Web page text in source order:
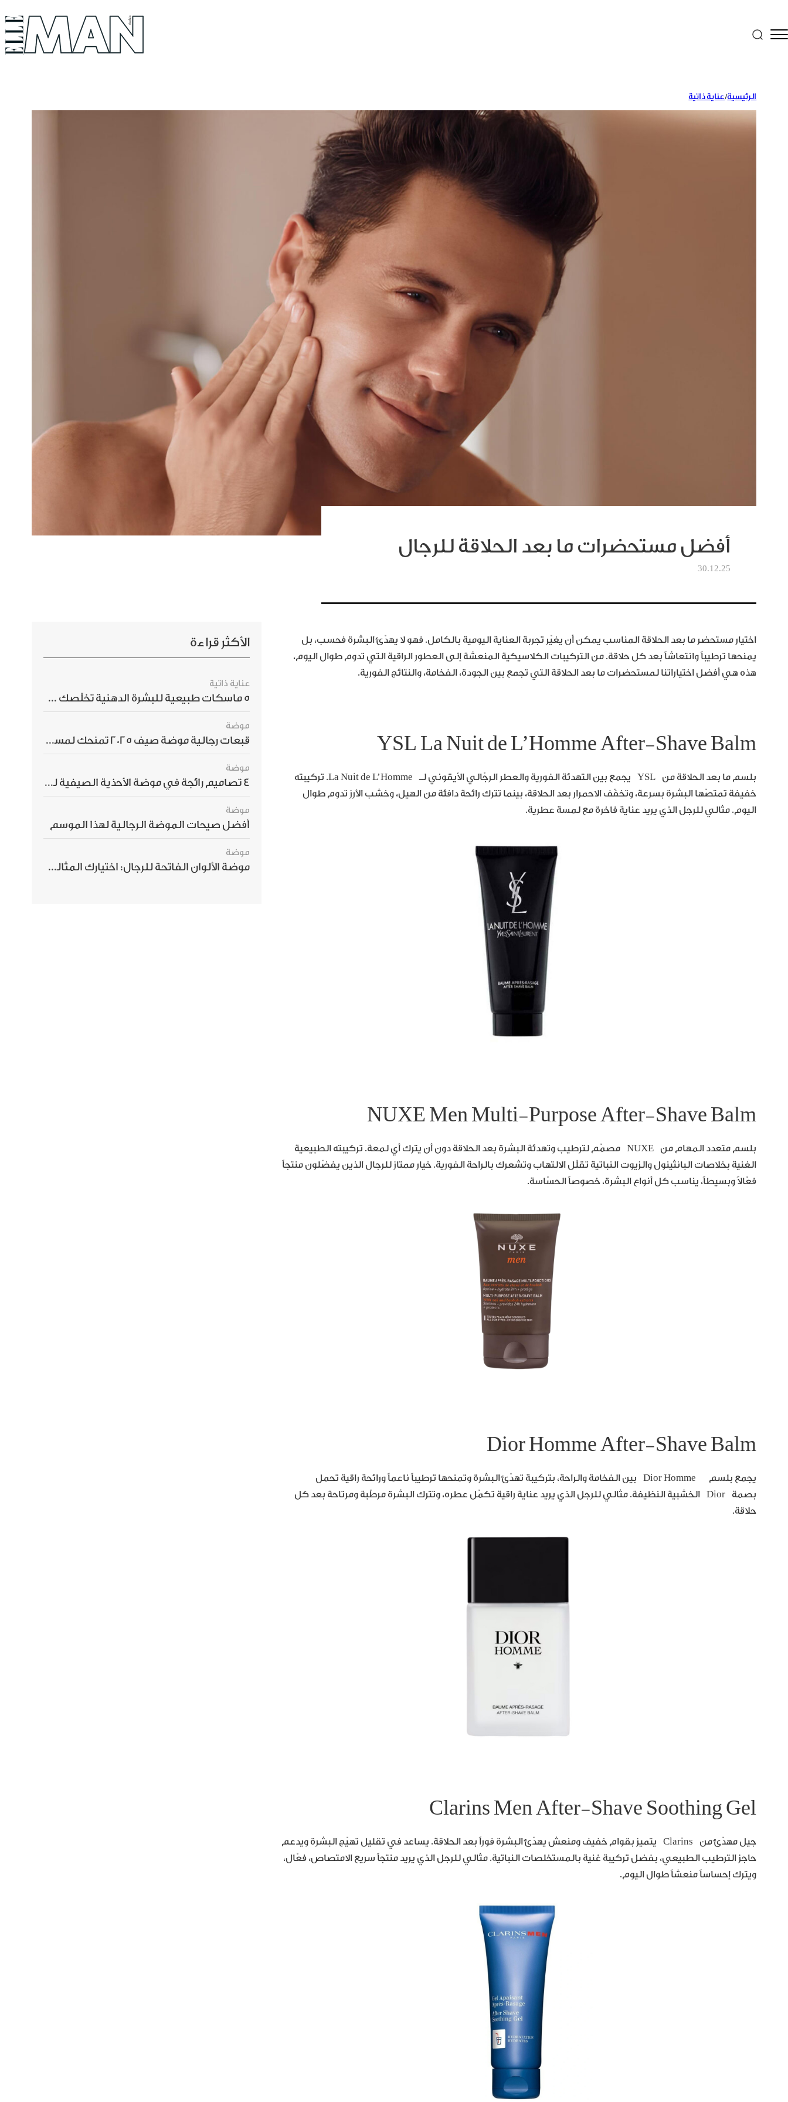
الرئيسية/عناية ذاتية
أفضل مستحضرات ما بعد الحلاقة للرجال
30.12.25
اختيار مستحضر ما بعد الحلاقة المناسب يمكن أن يغيّر تجربة العناية اليومية بالكامل. فهو لا يهدّئ البشرة فحسب، بل
يمنحها ترطيباً وانتعاشاً بعد كل حلاقة. من التركيبات الكلاسيكية المنعشة إلى العطور الراقية التي تدوم طوال اليوم،
هذه هي أفضل اختياراتنا لمستحضرات ما بعد الحلاقة التي تجمع بين الجودة، الفخامة، والنتائج الفورية.
YSL La Nuit de L’Homme After-Shave Balm
بلسم ما بعد الحلاقة من YSL يجمع بين التهدئة الفورية والعطر الرجّالي الأيقوني لـ La Nuit de L’Homme. تركيبته
خفيفة تمتصّها البشرة بسرعة، وتخفّف الاحمرار بعد الحلاقة، بينما تترك رائحة دافئة من الهيل، وخشب الأرز تدوم طوال
اليوم. مثالي للرجل الذي يريد عناية فاخرة مع لمسة عطرية.
NUXE Men Multi-Purpose After-Shave Balm
بلسم متعدد المهام من NUXE مصمّم لترطيب وتهدئة البشرة بعد الحلاقة دون أن يترك أي لمعة. تركيبته الطبيعية
الغنية بخلاصات البانثينول والزيوت النباتية تقلّل الالتهاب وتشعرك بالراحة الفورية. خيار ممتاز للرجال الذين يفضّلون منتجاً
فعّالاً وبسيطاً، يناسب كل أنواع البشرة، خصوصاً الحسّاسة.
Dior Homme After-Shave Balm
يجمع بلسم Dior Homme بين الفخامة والراحة، بتركيبة تهدّئ البشرة وتمنحها ترطيباً ناعماً ورائحة راقية تحمل
بصمة Dior الخشبية النظيفة. مثالي للرجل الذي يريد عناية راقية تكمّل عطره، وتترك البشرة مرطّبة ومرتاحة بعد كل
حلاقة.
Clarins Men After-Shave Soothing Gel
جيل مهدّئ من Clarins يتميز بقوام خفيف ومنعش يهدّئ البشرة فوراً بعد الحلاقة. يساعد في تقليل تهيّج البشرة ويدعم
حاجز الترطيب الطبيعي، بفضل تركيبة غنية بالمستخلصات النباتية. مثالي للرجل الذي يريد منتجاً سريع الامتصاص، فعّال،
ويترك إحساساً منعشاً طوال اليوم.
الأكثر قراءة
عناية ذاتية
5 ماسكات طبيعية للبشرة الدهنية تخلّصك من الحبوب بسرعة
موضة
قبعات رجالية موضة صيف 2025 تمنحك لمسة أناقة استثنائية
موضة
4 تصاميم رائجة في موضة الأحذية الصيفية للرجال هذا الموسم
موضة
أفضل صيحات الموضة الرجالية لهذا الموسم
موضة
موضة الألوان الفاتحة للرجال: اختيارك المثالي لإطلالة صيفية مبهرة